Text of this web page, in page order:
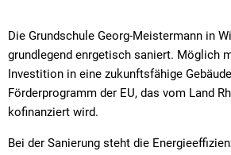
Die Grundschule Georg-Meistermann in
grundlegend enrgetisch saniert. Möglich
Investition in eine zukunftsfähige
Förderprogramm der EU, das vom Land
kofinanziert wird.
Bei der Sanierung steht die